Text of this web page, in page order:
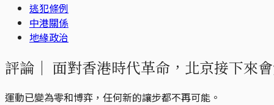
逃犯條例
中港關係
地緣政治
評論｜ 面對香港時代革命，北京接下來
運動已變為零和博弈，任何新的讓步都不再可能。